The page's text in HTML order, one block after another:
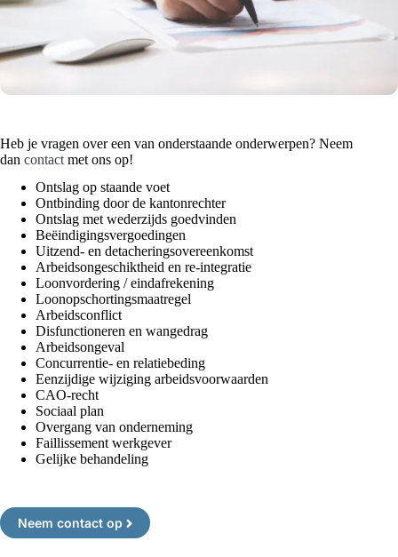
Heb je vragen over een van onderstaande onderwerpen? Neem
dan contact met ons op!
Ontslag op staande voet
Ontbinding door de kantonrechter
Ontslag met wederzijds goedvinden
Beëindigingsvergoedingen
Uitzend- en detacheringsovereenkomst
Arbeidsongeschiktheid en re-integratie
Loonvordering / eindafrekening
Loonopschortingsmaatregel
Arbeidsconflict
Disfunctioneren en wangedrag
Arbeidsongeval
Concurrentie- en relatiebeding
Eenzijdige wijziging arbeidsvoorwaarden
CAO-recht
Sociaal plan
Overgang van onderneming
Faillissement werkgever
Gelijke behandeling
Neem contact op